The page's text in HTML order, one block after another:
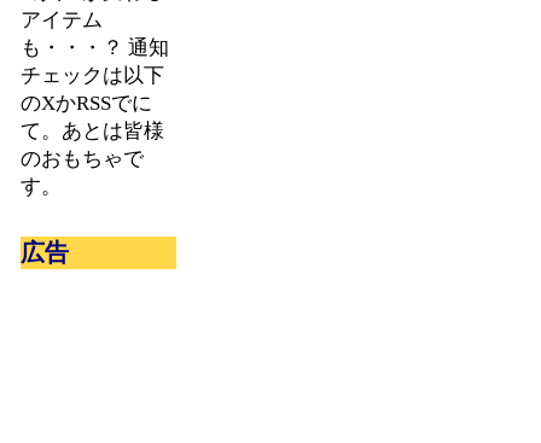
アイテム
も・・・？ 通知
チェックは以下
のXかRSSでに
て。あとは皆様
のおもちゃで
す。
広告